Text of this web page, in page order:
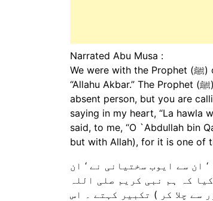
Narrated Abu Musa :
We were with the Prophet (ﷺ) on a journey, and whenever we ascended a high place, we used to say,
“Allahu Akbar.” The Prophet (ﷺ) said, “Don’t trouble yourselves too much! You are not calling a deaf or an
absent person, but you are
saying in my heart, “La hawla
said, to me, “O `Abdullah bin
but with Allah), for it is one of
ان سے ایوب سختیانی نے ‘ ان
کہ ہم نبی کریم صلی اللہ
سے چلا کر ) تکبیر کہتے ۔ اس